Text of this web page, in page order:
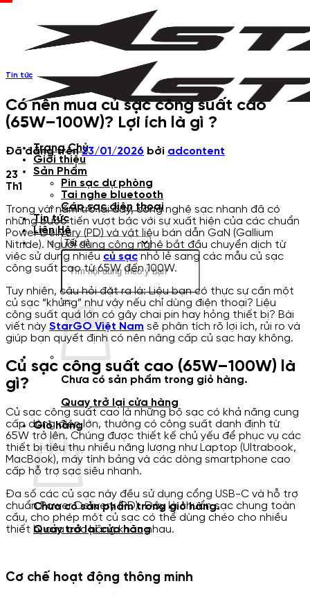
dung
Trang Chủ
Giới thiệu
Sản Phẩm
Pin sạc dự phòng
Tai nghe bluetooth
Cáp sạc điện thoại
Tin tức
Liên Hệ
Tìm
kiếm:
Chưa có sản phẩm trong giỏ hàng.
Quay trở lại cửa hàng
Giỏ hàng
Chưa có sản phẩm trong giỏ hàng.
Quay trở lại cửa hàng
Tin tức
Có nên mua củ sạc công suất cao
(65W–100W)? Lợi ích là gì ?
Đã đăng trên23/01/2026 bởi adcontent
23
Th1
Trong vài năm trở lại đây, công nghệ sạc nhanh đã có
những bước tiến vượt bậc với sự xuất hiện của các chuẩn
Power Delivery (PD) và vật liệu bán dẫn GaN (Gallium
Nitride). Người dùng công nghệ bắt đầu chuyển dịch từ
việc sử dụng nhiều củ sạc nhỏ lẻ sang các mẫu củ sạc
công suất cao từ 65W đến 100W.
Tuy nhiên, câu hỏi đặt ra là: Liệu bạn có thực sự cần một
củ sạc “khủng” như vậy nếu chỉ dùng điện thoại? Liệu
công suất quá lớn có gây chai pin hay hỏng thiết bị? Bài
viết này StarGO Việt Nam sẽ phân tích rõ lợi ích, rủi ro và
giúp bạn quyết định có nên nâng cấp củ sạc hay không.
Củ sạc công suất cao (65W–100W) là
gì?
Củ sạc công suất cao là những bộ sạc có khả năng cung
cấp dòng điện lớn, thường có công suất danh định từ
65W trở lên. Chúng được thiết kế chủ yếu để phục vụ các
thiết bị tiêu thụ nhiều năng lượng như Laptop (Ultrabook,
MacBook), máy tính bảng và các dòng smartphone cao
cấp hỗ trợ sạc siêu nhanh.
Đa số các củ sạc này đều sử dụng cổng USB-C và hỗ trợ
chuẩn Power Delivery (PD). Đây là chuẩn sạc chung toàn
cầu, cho phép một củ sạc có thể dùng chéo cho nhiều
thiết bị của các hãng khác nhau.
Cơ chế hoạt động thông minh